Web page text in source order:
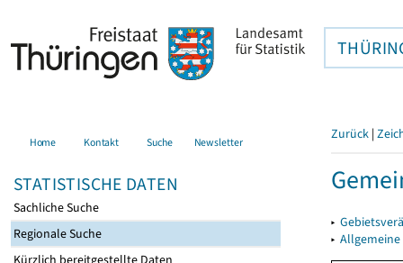
Home Kontakt Suche Newsletter
STATISTISCHE DATEN
Sachliche Suche
Regionale Suche
Zurück |
▸
▸